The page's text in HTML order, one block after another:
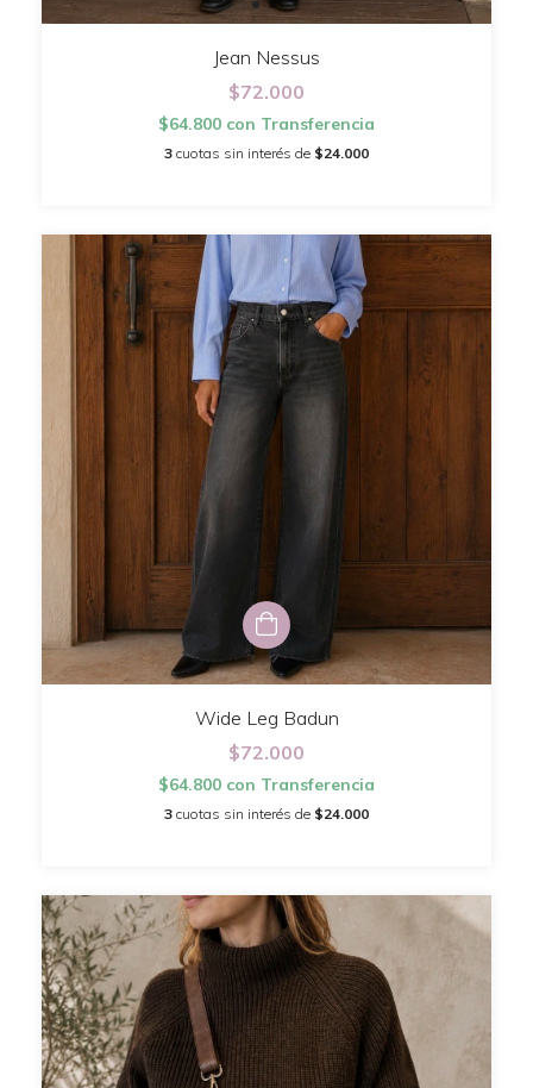
Jean Nessus
$72.000
$64.800 con Transferencia
3 cuotas sin interés de $24.000
Wide Leg Badun
$72.000
$64.800 con Transferencia
3 cuotas sin interés de $24.000